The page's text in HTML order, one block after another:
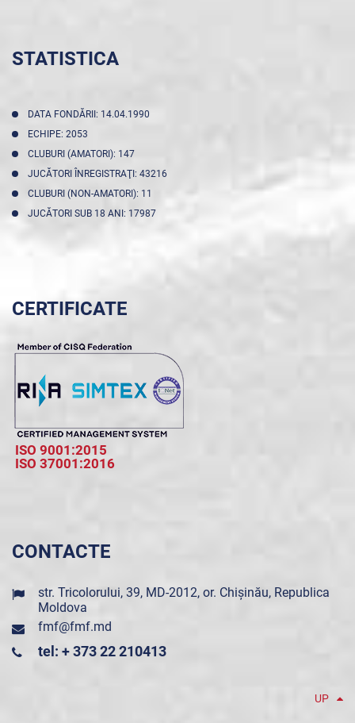
STATISTICA
DATA FONDĂRII: 14.04.1990
ECHIPE: 2053
CLUBURI (AMATORI): 147
JUCĂTORI ÎNREGISTRAŢI: 43216
CLUBURI (NON-AMATORI): 11
JUCĂTORI SUB 18 ANI: 17987
CERTIFICATE
ISO 9001:2015
ISO 37001:2016
CONTACTE
str. Tricolorului, 39, MD-2012, or. Chișinău, Republica
Moldova
fmf@fmf.md
tel: + 373 22 210413
UP